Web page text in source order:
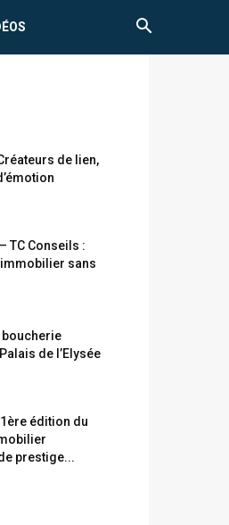
de lien,
TC Conseils :
sans
boucherie
de l’Elysée
édition du
prestige...